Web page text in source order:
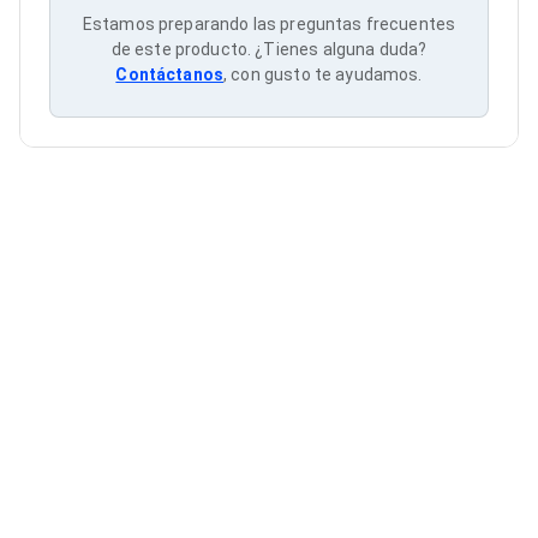
Cables KVM
Fuentes de Poder
Enfriamiento para Servidores
Servidores
Estamos preparando las preguntas frecuentes
de este producto. ¿Tienes alguna duda?
Contáctanos, con gusto te ayudamos.